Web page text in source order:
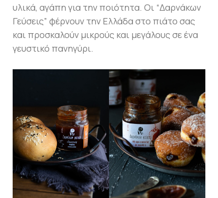
υλικά, αγάπη για την ποιότητα. Οι “Δαρνάκων
Γεύσεις” φέρνουν την Ελλάδα στο πιάτο σας
και προσκαλούν μικρούς και μεγάλους σε ένα
γευστικό πανηγύρι.